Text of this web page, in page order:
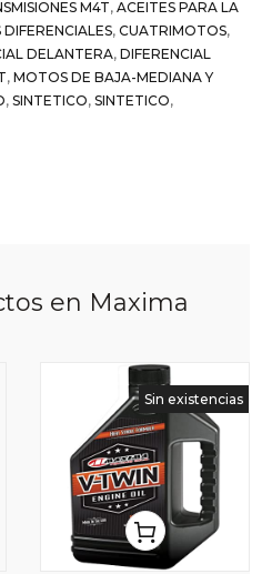
M4T, ACEITES PARA LA
, CUATRIMOTOS,
DELANTERA, DIFERENCIAL
, MOTOS DE BAJA-MEDIANA Y
, SINTETICO, SINTETICO,
en Maxima
Sin existencias